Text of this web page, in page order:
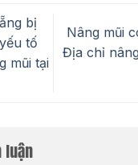
bị
tố
mũi tại
Nâng mũi
Địa chỉ
luận